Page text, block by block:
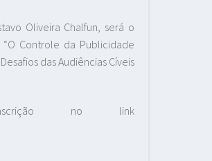
Oliveira Chalfun, será o
Controle da Publicidade
das Audiências Cíveis
no link